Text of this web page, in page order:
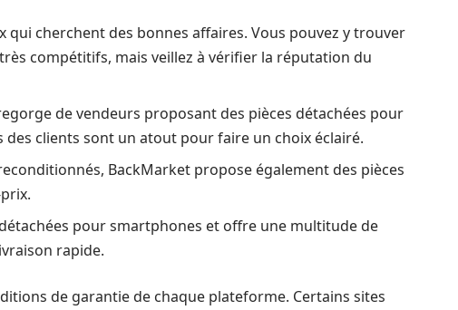
qui cherchent des bonnes affaires. Vous pouvez y trouver
compétitifs, mais veillez à vérifier la réputation du
de vendeurs proposant des pièces détachées pour
des clients sont un atout pour faire un choix éclairé.
BackMarket propose également des pièces
pour smartphones et offre une multitude de
rapide.
de garantie de chaque plateforme. Certains sites